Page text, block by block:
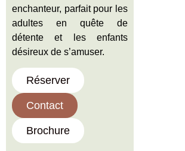
enchanteur, parfait pour les
adultes en quête de
détente et les enfants
désireux de s’amuser.
Réserver
Contact
Brochure